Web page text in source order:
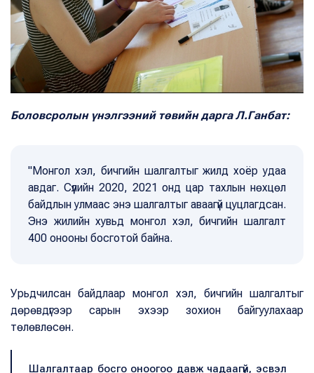
Боловсролын үнэлгээний төвийн дарга Л.Ганбат:
"Монгол хэл, бичгийн шалгалтыг жилд хоёр удаа
авдаг. Сүүлийн 2020, 2021 онд цар тахлын нөхцөл
байдлын улмаас энэ шалгалтыг аваагүй цуцлагдсан.
Энэ жилийн хувьд монгол хэл, бичгийн шалгалт
400 онооны босготой байна.
Урьдчилсан байдлаар монгол хэл, бичгийн шалгалтыг
дөрөвдүгээр сарын эхээр зохион байгуулахаар
төлөвлөсөн.
Шалгалтаар босго оноогоо давж чадаагүй, эсвэл